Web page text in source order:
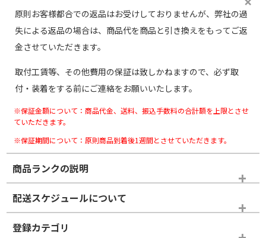
原則お客様都合での返品はお受けしておりませんが、弊社の過
失による返品の場合は、商品代を商品と引き換えをもってご返
金させていただきます。
取付工賃等、その他費用の保証は致しかねますので、必ず取
付・装着をする前にご連絡をお願いいたします。
※保証金額について：商品代金、送料、振込手数料の合計額を上限とさせ
ていただきます。
※保証期間について：原則商品到着後1週間とさせていただきます。
商品ランクの説明
※商品ランクは出品者の主観により判断しておりますので、あら
かじめご了承ください。
ホイールランク
配送スケジュールについて
登録カテゴリ